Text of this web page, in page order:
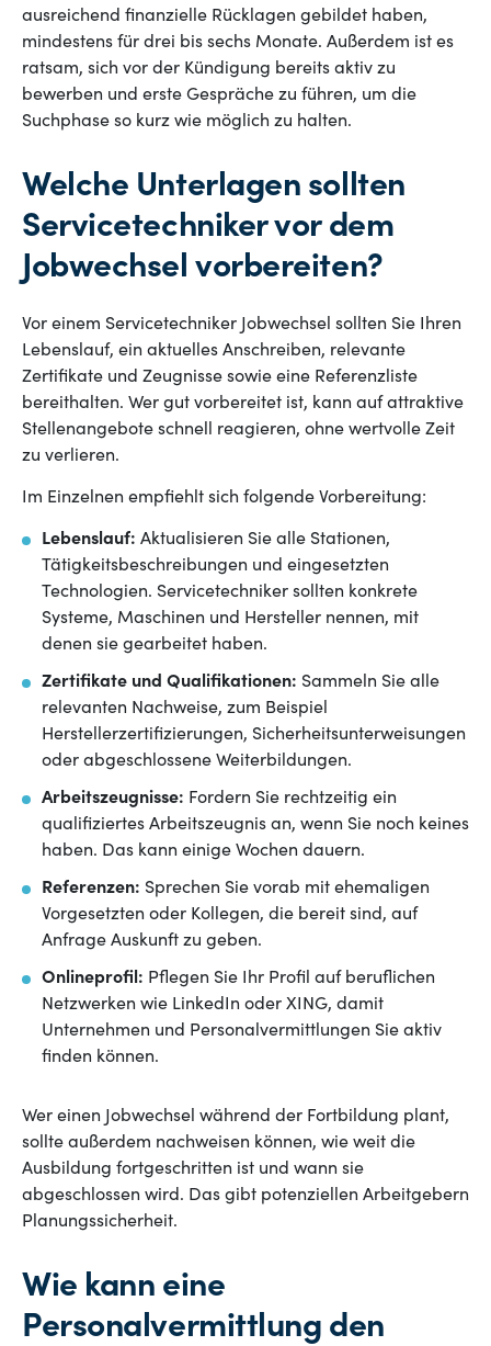
ausreichend finanzielle Rücklagen gebildet haben,
mindestens für drei bis sechs Monate. Außerdem ist es
ratsam, sich vor der Kündigung bereits aktiv zu
bewerben und erste Gespräche zu führen, um die
Suchphase so kurz wie möglich zu halten.
Welche Unterlagen sollten
Servicetechniker vor dem
Jobwechsel vorbereiten?
Vor einem Servicetechniker Jobwechsel sollten Sie Ihren
Lebenslauf, ein aktuelles Anschreiben, relevante
Zertifikate und Zeugnisse sowie eine Referenzliste
bereithalten. Wer gut vorbereitet ist, kann auf attraktive
Stellenangebote schnell reagieren, ohne wertvolle Zeit
zu verlieren.
Im Einzelnen empfiehlt sich folgende Vorbereitung:
Lebenslauf: Aktualisieren Sie alle Stationen,
Tätigkeitsbeschreibungen und eingesetzten
Technologien. Servicetechniker sollten konkrete
Systeme, Maschinen und Hersteller nennen, mit
denen sie gearbeitet haben.
Zertifikate und Qualifikationen: Sammeln Sie alle
relevanten Nachweise, zum Beispiel
Herstellerzertifizierungen, Sicherheitsunterweisungen
oder abgeschlossene Weiterbildungen.
Arbeitszeugnisse: Fordern Sie rechtzeitig ein
qualifiziertes Arbeitszeugnis an, wenn Sie noch keines
haben. Das kann einige Wochen dauern.
Referenzen: Sprechen Sie vorab mit ehemaligen
Vorgesetzten oder Kollegen, die bereit sind, auf
Anfrage Auskunft zu geben.
Onlineprofil: Pflegen Sie Ihr Profil auf beruflichen
Netzwerken wie LinkedIn oder XING, damit
Unternehmen und Personalvermittlungen Sie aktiv
finden können.
Wer einen Jobwechsel während der Fortbildung plant,
sollte außerdem nachweisen können, wie weit die
Ausbildung fortgeschritten ist und wann sie
abgeschlossen wird. Das gibt potenziellen Arbeitgebern
Planungssicherheit.
Wie kann eine
Personalvermittlung den